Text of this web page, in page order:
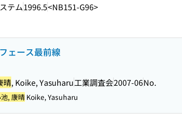
テム1996.5<NB151-G96>
ェース最前線
晴, Koike, Yasuharu工業調査会2007-06No.
, 康晴 Koike, Yasuharu